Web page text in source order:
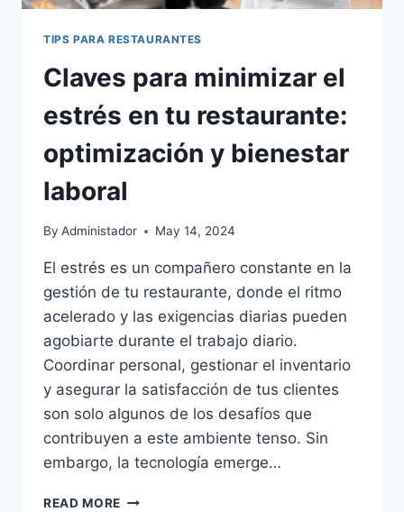
TIPS PARA RESTAURANTES
Claves para minimizar el
estrés en tu restaurante:
optimización y bienestar
laboral
By Administador May 14, 2024
El estrés es un compañero constante en la
gestión de tu restaurante, donde el ritmo
acelerado y las exigencias diarias pueden
agobiarte durante el trabajo diario.
Coordinar personal, gestionar el inventario
y asegurar la satisfacción de tus clientes
son solo algunos de los desafíos que
contribuyen a este ambiente tenso. Sin
embargo, la tecnología emerge…
READ MORE CLAVES